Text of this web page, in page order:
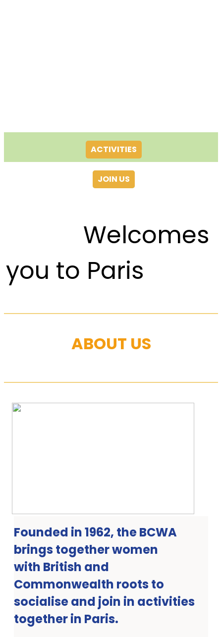
ACTIVITIES
JOIN US
Welcomes
you to Paris
ABOUT US
Founded in 1962, the BCWA
brings together women
with British and
Commonwealth roots to
socialise and join in activities
together in Paris.